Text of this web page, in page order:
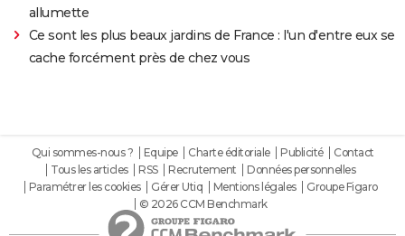
allumette
Ce sont les plus beaux jardins de France : l'un d'entre eux se
cache forcément près de chez vous
Qui sommes-nous ? Equipe Charte éditoriale Publicité
Contact
Tous les articles
RSS Recrutement
Données personnelles
Paramétrer les cookies
Gérer Utiq Mentions légales
Groupe Figaro
© 2026 CCM Benchmark